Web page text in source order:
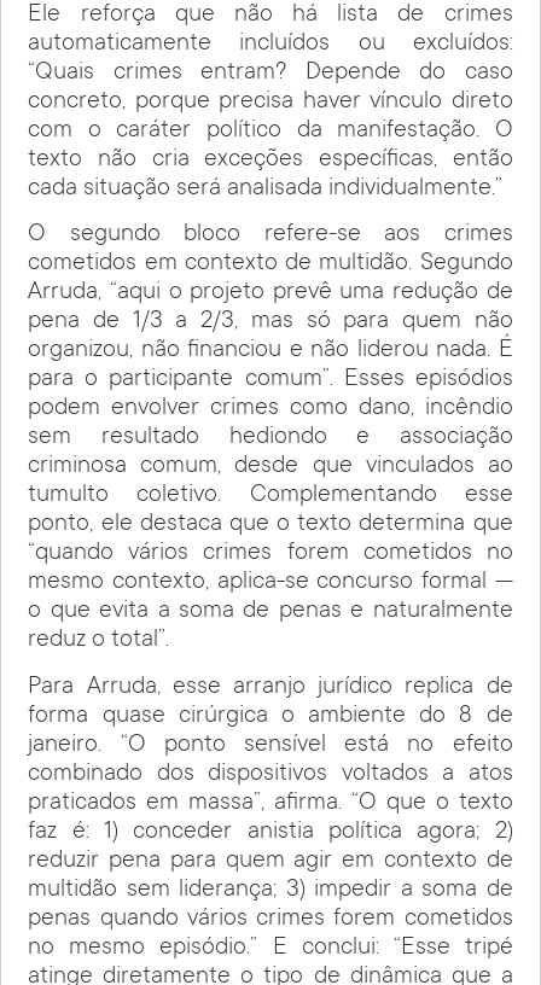
Ele reforça que não há lista de crimes
automaticamente incluídos ou excluídos:
“Quais crimes entram? Depende do caso
concreto, porque precisa haver vínculo direto
com o caráter político da manifestação. O
texto não cria exceções específicas, então
cada situação será analisada individualmente.”
O segundo bloco refere-se aos crimes
cometidos em contexto de multidão. Segundo
Arruda, “aqui o projeto prevê uma redução de
pena de 1/3 a 2/3, mas só para quem não
organizou, não financiou e não liderou nada. É
para o participante comum”. Esses episódios
podem envolver crimes como dano, incêndio
sem resultado hediondo e associação
criminosa comum, desde que vinculados ao
tumulto coletivo. Complementando esse
ponto, ele destaca que o texto determina que
“quando vários crimes forem cometidos no
mesmo contexto, aplica-se concurso formal —
o que evita a soma de penas e naturalmente
reduz o total”.
Para Arruda, esse arranjo jurídico replica de
forma quase cirúrgica o ambiente do 8 de
janeiro. “O ponto sensível está no efeito
combinado dos dispositivos voltados a atos
praticados em massa”, afirma. “O que o texto
faz é: 1) conceder anistia política agora; 2)
reduzir pena para quem agir em contexto de
multidão sem liderança; 3) impedir a soma de
penas quando vários crimes forem cometidos
no mesmo episódio.” E conclui: “Esse tripé
atinge diretamente o tipo de dinâmica que a